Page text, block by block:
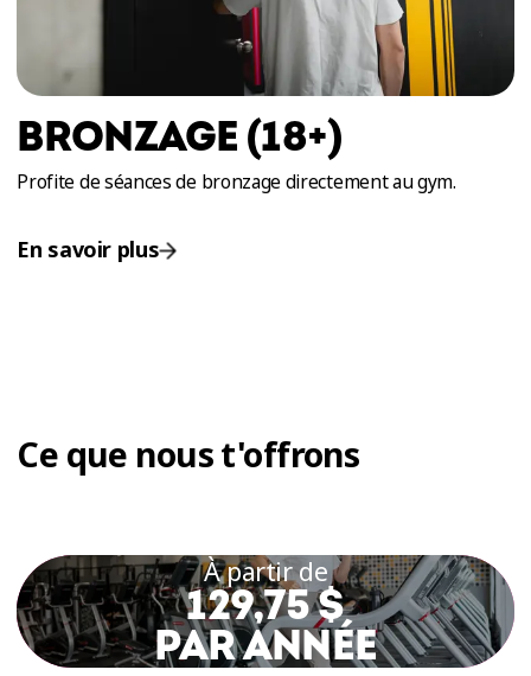
BRONZAGE (18+)
Profite de séances de bronzage directement au gym.
En savoir plus
Ce que nous t'offrons
À partir de
129,75 $
PAR ANNÉE